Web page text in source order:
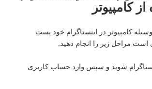
کامپیوتر
وسیله کامپیوتر در اینستاگرام خود پست
است مراحل زیر را انجام دهید.
شوید و سپس وارد حساب کاربری